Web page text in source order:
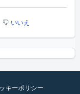
いいえ
キーポリシー